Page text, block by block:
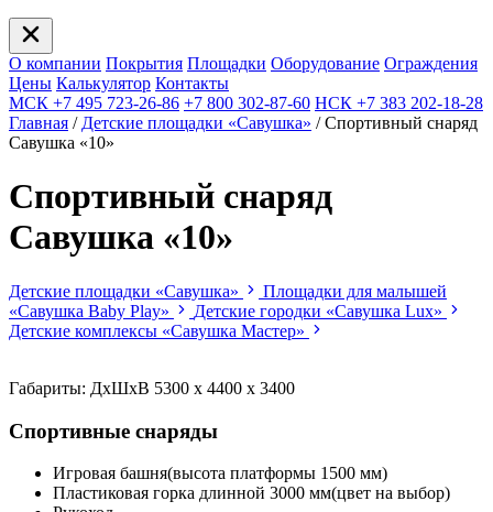
О компании Покрытия Площадки Оборудование Ограждения
Цены Калькулятор Контакты
МСК +7 495 723-26-86 +7 800 302-87-60 НСК +7 383 202-18-28
Главная / Детские площадки «Савушка» / Спортивный снаряд
Савушка «‎10»
Спортивный снаряд
Савушка «‎10»
Детские площадки «Савушка»
Площадки для малышей
«Савушка Baby Play»
Детские городки «Савушка Lux»
Детские комплексы «Савушка Мастер»
Габариты: ДхШхВ 5300 х 4400 х 3400
Спортивные снаряды
Игровая башня(высота платформы 1500 мм)
Пластиковая горка длинной 3000 мм(цвет на выбор)